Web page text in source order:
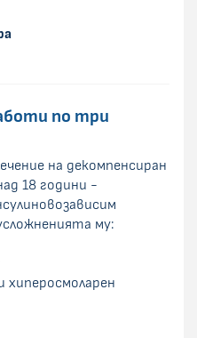
по три
на декомпенсиран
18 години -
му:
хиперосмоларен